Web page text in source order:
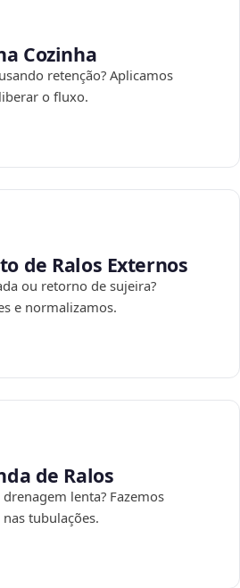
Cozinha
retenção? Aplicamos
o fluxo.
de Ralos Externos
ou retorno de sujeira?
e normalizamos.
de Ralos
lenta? Fazemos
tubulações.